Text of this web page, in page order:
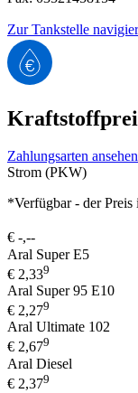
Zur Tankstelle
Zahlungsarten ansehen
Strom (PKW)
*Verfügbar - der Preis
€ -,--
Aral Super E5
€ 2,339
Aral Super 95 E10
€ 2,279
Aral Ultimate 102
€ 2,679
Aral Diesel
€ 2,379